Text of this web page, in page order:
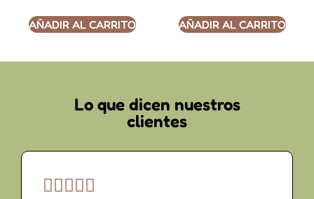
AÑADIR AL CARRITO AÑADIR AL CARRITO
Lo que dicen nuestros
clientes
